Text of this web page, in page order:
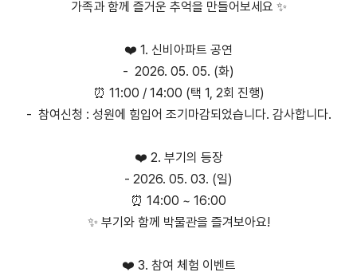
가족과 함께 즐거운 추억을 만들어보세요 ✨
❤️ 1. 신비아파트 공연
- 2026. 05. 05. (화)
⏰ 11:00 / 14:00 (택 1, 2회 진행)
- 참여신청 : 성원에 힘입어 조기마감되었습니다. 감사합니다.
❤️ 2. 부기의 등장
- 2026. 05. 03. (일)
⏰ 14:00 ~ 16:00
✨ 부기와 함께 박물관을 즐겨보아요!
❤️ 3. 참여 체험 이벤트